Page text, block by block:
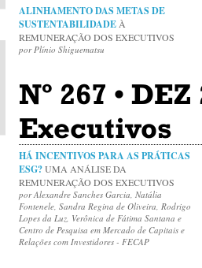
ALINHAMENTO DAS METAS DE
SUSTENTABILIDADE À
REMUNERAÇÃO DOS EXECUTIVOS
por Plínio Shiguematsu
Nº 267 •
Executivos
HÁ INCENTIVOS PARA AS PRÁTICAS
ESG?UMA ANÁLISE DA
REMUNERAÇÃO DOS EXECUTIVOS
por Alexandre Sanches Garcia, Natália
Fontenele, Sandra Regina de Oliveira, Rodrigo
Lopes da Luz, Verônica de Fátima Santana e
Centro de Pesquisa em Mercado de Capitais e
Relações com Investidores - FECAP